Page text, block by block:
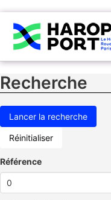
Recherche
Réinitialiser
Référence